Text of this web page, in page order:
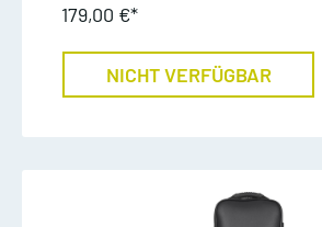
179,00 €*
NICHT VERFÜGBAR